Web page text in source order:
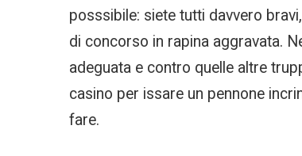
posssibile: siete tutti davvero
di concorso in rapina aggravata.
adeguata e contro quelle altre
casino per issare un pennone
fare.